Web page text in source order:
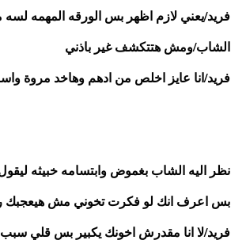
فريد/يعني لازم اظهر بس الورقه المهمه
الشاب/ومش هتتكشف غير باذني
فريد/انا عايز اخلص من ادهم وهاخد مروة
بس اعرف انك لو فكرت تخوني مش هيعجبك